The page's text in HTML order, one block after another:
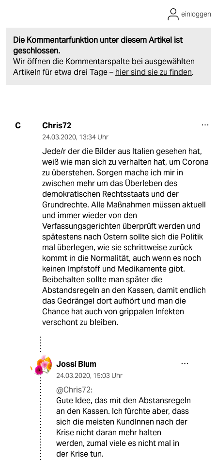
Die Kommentarfunktion unter diesem Artikel ist
geschlossen.
Wir öffnen die Kommentarspalte bei ausgewählten
Artikeln für etwa drei Tage – hier sind sie zu finden.
einloggen
C Chris72
24.03.2020, 13:34 Uhr
Jede/r der die Bilder aus Italien gesehen hat,
weiß wie man sich zu verhalten hat, um Corona
zu überstehen. Sorgen mache ich mir in
zwischen mehr um das Überleben des
demokratischen Rechtsstaats und der
Grundrechte. Alle Maßnahmen müssen aktuell
und immer wieder von den
Verfassungsgerichten überprüft werden und
spätestens nach Ostern sollte sich die Politik
mal überlegen, wie sie schrittweise zurück
kommt in die Normalität, auch wenn es noch
keinen Impfstoff und Medikamente gibt.
Beibehalten sollte man später die
Abstandsregeln an den Kassen, damit endlich
das Gedrängel dort aufhört und man die
Chance hat auch von grippalen Infekten
verschont zu bleiben.
Jossi Blum
24.03.2020, 15:03 Uhr
@Chris72:
Gute Idee, das mit den Abstansregeln
an den Kassen. Ich fürchte aber, dass
sich die meisten KundInnen nach der
Krise nicht daran mehr halten
werden, zumal viele es nicht mal in
der Krise tun.